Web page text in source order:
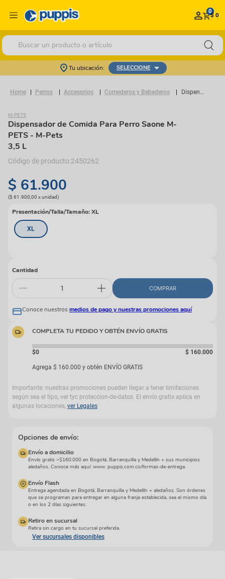
0$ 0
Buscar un producto o artículo
Tu ubicación: SELECCIONE
Perros Accesorios Comederos y Bebederos Dispensador de Comida Para Perro Saone M-PETS
M-PETS
Dispensador de Comida Para Perro Saone M-
PETS - M-Pets
3,5 L
2450262
$ 61.900
($ 61.900,00 xunidad)
Presentación/Talla/Tamaño:XL
XL
Cantidad
COMPRAR
Conoce nuestros medios de pago y nuestras promociones aquí
COMPLETA TU PEDIDO Y OBTÉN ENVÍO GRATIS
$0 $ 160.000
Agrega $ 160.000 y obtén ENVÍO GRATIS
Importante: nuestras promociones pueden llegar a tener limitaciones
según sea el tipo, ver tyc proteccion-de-datos. El envío gratis aplica en
algunas locaciones, ver Legales
Opciones de envío:
Envío a domicilio
Envío gratis >$160.000 en Bogotá, Barranquilla y Medellín + sus municipios
aledaños. Conoce más aquí: www. puppis.com.co/formas-de-entrega.
Envío Flash
Entrega agendada en Bogotá, Barranquilla y Medellín + aledaños. Son órdenes
que se programan para entregar en alguna franja establecida, sea el mismo día
o en los 2 días siguientes.
Retiro en sucursal
Retira sin cargo en tu sucursal preferida.
Ver sucursales disponibles